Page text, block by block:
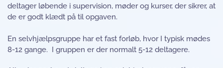
deltager løbende i supervision, møder og kurser, der sikrer, at
de er godt klædt på til opgaven.
En selvhjælpsgruppe har et fast forløb, hvor I typisk mødes
8-12 gange. I gruppen er der normalt 5-12 deltagere.